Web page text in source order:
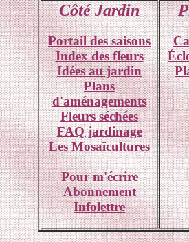
Côté Jardin
Portail des saisons
Index des fleurs
Idées au jardin
Plans
d'aménagements
Fleurs séchées
FAQ jardinage
Les Mosaïcultures
Pour m'écrire
Abonnement
Infolettre